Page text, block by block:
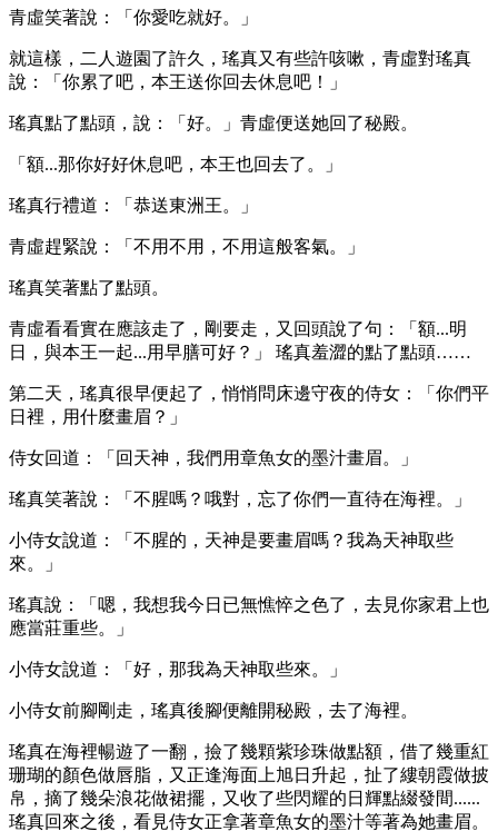
青虛笑著說：「你愛吃就好。」
就這樣，二人遊園了許久，瑤真又有些許咳嗽，青虛對瑤真
說：「你累了吧，本王送你回去休息吧！」
瑤真點了點頭，說：「好。」青虛便送她回了秘殿。
「額...那你好好休息吧，本王也回去了。」
瑤真行禮道：「恭送東洲王。」
青虛趕緊說：「不用不用，不用這般客氣。」
瑤真笑著點了點頭。
青虛看看實在應該走了，剛要走，又回頭說了句：「額...明
日，與本王一起...用早膳可好？」 瑤真羞澀的點了點頭……
第二天，瑤真很早便起了，悄悄問床邊守夜的侍女：「你們平
日裡，用什麼畫眉？」
侍女回道：「回天神，我們用章魚女的墨汁畫眉。」
瑤真笑著說：「不腥嗎？哦對，忘了你們一直待在海裡。」
小侍女說道：「不腥的，天神是要畫眉嗎？我為天神取些
來。」
瑤真說：「嗯，我想我今日已無憔悴之色了，去見你家君上也
應當莊重些。」
小侍女說道：「好，那我為天神取些來。」
小侍女前腳剛走，瑤真後腳便離開秘殿，去了海裡。
瑤真在海裡暢遊了一翻，撿了幾顆紫珍珠做點額，借了幾重紅
珊瑚的顏色做唇脂，又正逢海面上旭日升起，扯了縷朝霞做披
帛，摘了幾朵浪花做裙擺，又收了些閃耀的日輝點綴發間......
瑤真回來之後，看見侍女正拿著章魚女的墨汁等著為她畫眉。